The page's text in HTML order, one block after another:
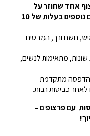
אחד שחוזר על
עצמו. ניתן להוסיף עד 5 פרצופים נוספים בעלות של 10
נושם ורך, המבטיח
שונות, מתאימות לנשים,
הדפסה מתקדמת
כביסות רבות.
עם פרצופים –